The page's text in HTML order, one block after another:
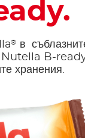
®
в
Nutella B-
хранения.